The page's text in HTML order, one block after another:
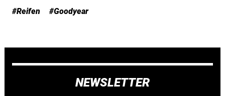
#Reifen #Goodyear
NEWSLETTER